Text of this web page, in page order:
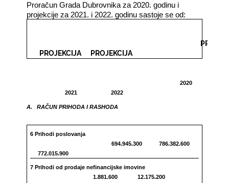
Proračun Grada Dubrovnika za 2020. godinu i
projekcije za 2021. i 2022. godinu sastoje se od:
PROJEKCIJA
PROJEKCIJA
2020
2021 2022
A. RAČUN PRIHODA I RASHODA
6 Prihodi poslovanja
694.945.300 786.382.600
772.015.900
7 Prihodi od prodaje nefinancijske imovine
1.881.600 12.175.200